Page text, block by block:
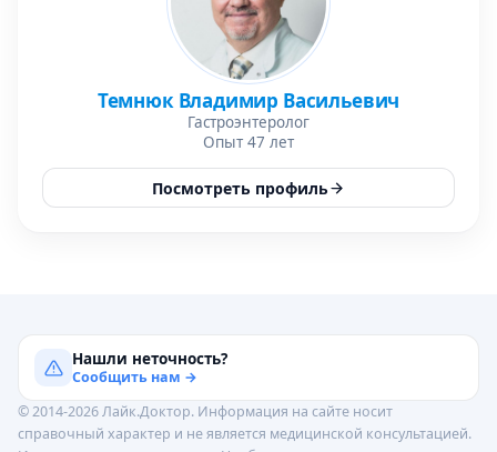
Темнюк Владимир Васильевич
Гастроэнтеролог
Опыт 47 лет
Посмотреть профиль
Нашли неточность?
Сообщить нам →
© 2014-2026 Лайк.Доктор. Информация на сайте носит
справочный характер и не является медицинской консультацией.